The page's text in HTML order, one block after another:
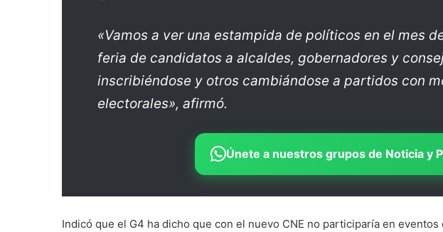
«Vamos a ver una estampida de políticos en el mes
feria de candidatos a alcaldes, gobernadores y
inscribiéndose y otros cambiándose a partidos con
electorales», afirmó.
Únete a nuestros grupos de Noticia y
Indicó que el G4 ha dicho que con el nuevo CNE no participaría en